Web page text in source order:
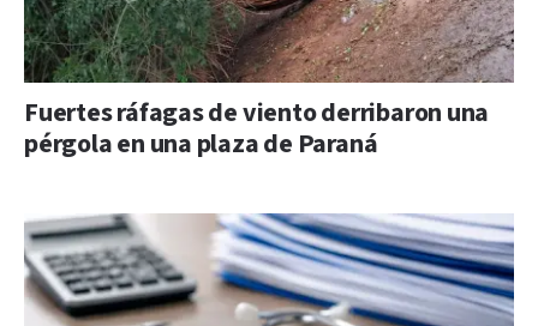
Fuertes ráfagas de viento derribaron una
pérgola en una plaza de Paraná